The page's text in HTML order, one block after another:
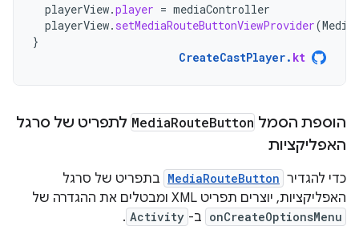
playerView.player = mediaController
playerView. setMediaRouteButtonViewProvider(
}
CreateCastPlayer. kt
הוספת הסמל MediaRouteButton
לתפריט של סרגל
האפליקציות
כדי להגדיר MediaRouteButton בתפריט של סרגל
האפליקציות, יוצרים תפריט XML ומבטלים את ההגדרה של
onCreateOptionsMenu ב- Activity
.